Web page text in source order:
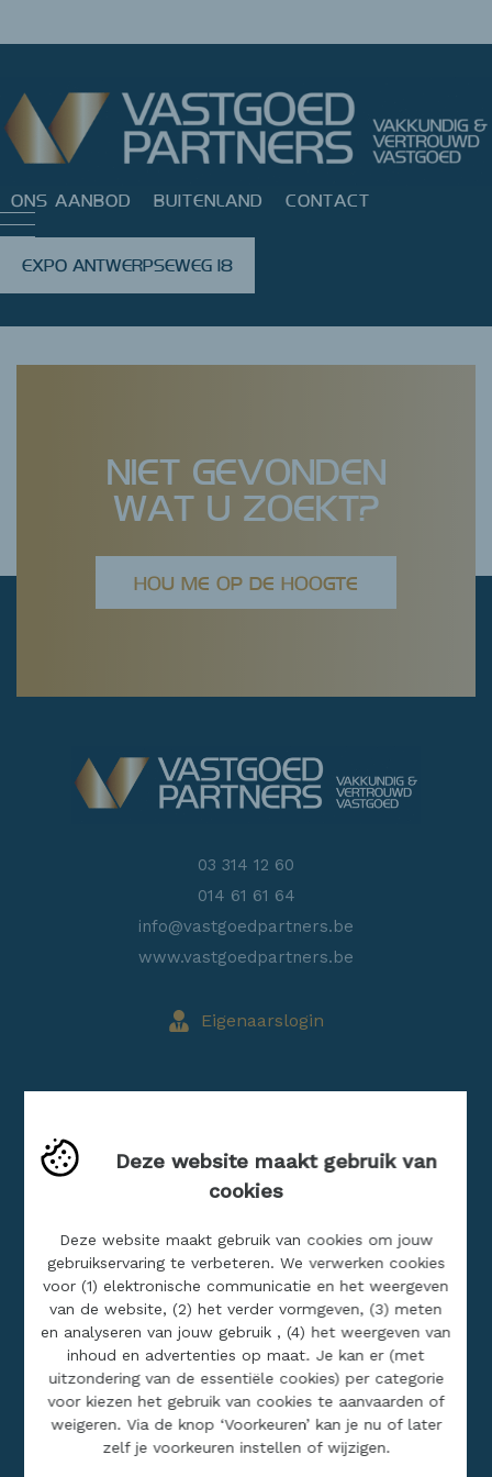
ONS AANBOD BUITENLAND CONTACT
EXPO ANTWERPSEWEG 18
NIET GEVONDEN
WAT U ZOEKT?
HOU ME OP DE HOOGTE
03 314 12 60
014 61 61 64
info@vastgoedpartners.be
www.vastgoedpartners.be
SITEMAP
Home
Ons aanbod
Over ons
Buitenland
Jobs
Realisaties
Eigenaarslogin
Deze website maakt gebruik van
cookies
Deze website maakt gebruik van cookies om jouw
gebruikservaring te verbeteren. We verwerken cookies
voor (1) elektronische communicatie en het weergeven
van de website, (2) het verder vormgeven, (3) meten
en analyseren van jouw gebruik , (4) het weergeven van
inhoud en advertenties op maat. Je kan er (met
uitzondering van de essentiële cookies) per categorie
voor kiezen het gebruik van cookies te aanvaarden of
weigeren. Via de knop ‘Voorkeuren’ kan je nu of later
zelf je voorkeuren instellen of wijzigen.